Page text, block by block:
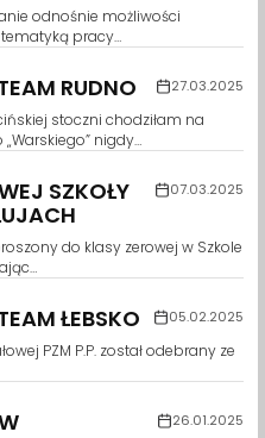
odnośnie możliwości
pracy…
RUDNO 27.03.2025
stoczni chodziłam na
nigdy…
SZKOŁY
07.03.2025
do klasy zerowej w Szkole
ŁEBSKO 05.02.2025
PZM P.P. został odebrany ze
26.01.2025